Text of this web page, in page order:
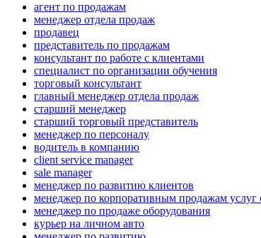
агент по продажам
менеджер отдела продаж
продавец
представитель по продажам
консультант по работе с клиентами
специалист по организации обучения
торговый консультант
главный менеджер отдела продаж
старший менеджер
старший торговый представитель
менеджер по персоналу
водитель в компанию
client service manager
sale manager
менеджер по развитию клиентов
менеджер по корпоративным продажам услуг
менеджер по продаже оборудования
курьер на личном авто